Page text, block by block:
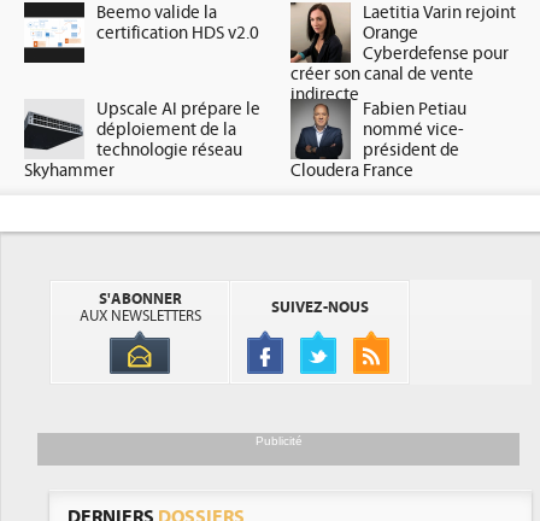
Beemo valide la
certification HDS v2.0
Laetitia Varin rejoint
Orange
Cyberdefense pour
créer son canal de vente
indirecte
Upscale AI prépare le
déploiement de la
technologie réseau
Skyhammer
Fabien Petiau
nommé vice-
président de
Cloudera France
S'ABONNER
AUX NEWSLETTERS
SUIVEZ-NOUS
Publicité